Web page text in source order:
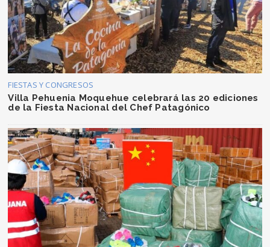
FIESTAS Y CONGRESOS
Villa Pehuenia Moquehue celebrará las 20 ediciones
de la Fiesta Nacional del Chef Patagónico